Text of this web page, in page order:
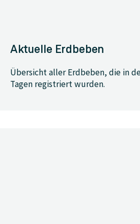
Aktuelle Erdbeben
Übersicht aller Erdbeben, die in
Tagen registriert wurden.